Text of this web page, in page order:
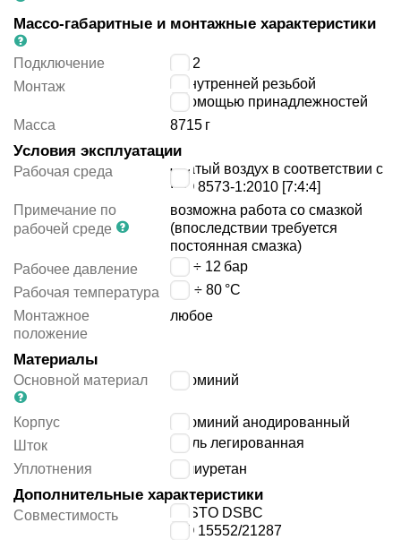
Массо-габаритные и монтажные характеристики
Подключение
G1/2
Монтаж
с внутренней резьбой
с помощью принадлежностей
Масса
8715 г
Условия эксплуатации
Рабочая среда
сжатый воздух в соответствии с
ISO 8573-1:2010 [7:4:4]
Примечание по
рабочей среде
возможна работа со смазкой
(впоследствии требуется
постоянная смазка)
Рабочее давление
0.4 ÷ 12 бар
Рабочая температура
-20 ÷ 80 °C
Монтажное
положение
любое
Материалы
Основной материал алюминий
Корпус
алюминий анодированный
Шток
сталь легированная
Уплотнения
полиуретан
Дополнительные характеристики
Совместимость
FESTO DSBC
ISO 15552/21287